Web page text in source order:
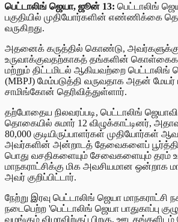
பெட்டாலிங் ஜெயா, ஜூன் 13: பெட்டாலிங்
பகுதியில் முதியோர்களின் எண்ணிக்கை
வருகிறது.
அதனைக் கருத்தில் கொண்டு, அவர்களுக்கு
உருவாக்குவதற்காகத் தங்களின்
மற்றும் திட்டமிடல் ஆகியவற்றை பெட்டாலிங்
(MBPJ) மேம்படுத்தி வருவதாக அதன்
சாமிங்கோன் தெரிவித்துள்ளார்.
தற்போதைய நிலவரப்படி, பெட்டாலிங்
தொகையில் சுமார் 12 விழுக்காட்டினர்,
80,000 குடியிருப்பாளர்கள் முதியோர்கள்
அவர்களின் அன்றாடத் தேவைகளைப் பூர்த்தி
பொது வசதிகளையும் சேவைகளையும் தரம்
மாநகராட்சிக்கு மிக அவசியமான ஒன்றாக
அவர் குறிப்பிட்டார்.
நேற்று இரவு பெட்டாலிங் ஜெயா மாநகராட்சி
நடைபெற்ற 'பெட்டாலிங் ஜெயா பாதுகாப்பு குழு'
வழங்கும் விழாவிற்குப் பிறகு,